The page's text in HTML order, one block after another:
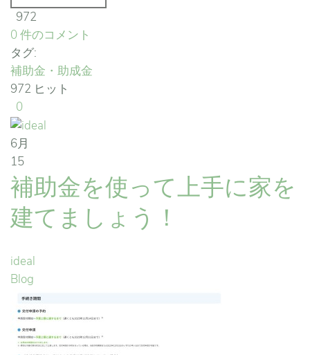
972
0 件のコメント
タグ:
補助金・助成金
972 ヒット
0
6月
15
補助金を使って上手に家を
建てましょう！
ideal
Blog